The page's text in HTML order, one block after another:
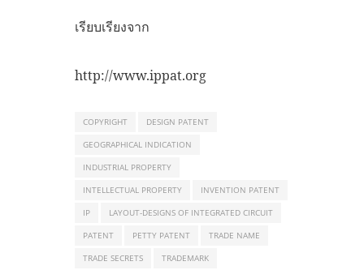
เรียบเรียงจาก
http://www.ippat.org
COPYRIGHT
DESIGN PATENT
GEOGRAPHICAL INDICATION
INDUSTRIAL PROPERTY
INTELLECTUAL PROPERTY
INVENTION PATENT
IP
LAYOUT-DESIGNS OF INTEGRATED CIRCUIT
PATENT
PETTY PATENT
TRADE NAME
TRADE SECRETS
TRADEMARK